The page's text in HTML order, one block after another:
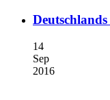
14
Sep
2016